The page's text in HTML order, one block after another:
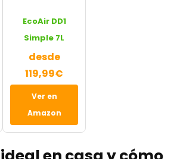
EcoAir DD1
Simple 7L
desde
119,99€
Ver en
Amazon